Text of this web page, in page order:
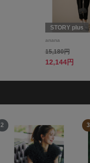
STORY plus
anana
15,180円
12,144円
2 3